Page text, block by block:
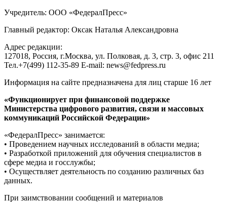
Учредитель: ООО «ФедералПресс»
Главный редактор: Оксак Наталья Александровна
Адрес редакции:
127018, Россия, г.Москва, ул. Полковая, д. 3, стр. 3, офис 211
Тел.+7(499) 112-35-89 E-mail: news@fedpress.ru
Информация на сайте предназначена для лиц старше 16 лет
«Функционирует при финансовой поддержке
Министерства цифрового развития, связи и массовых
коммуникаций Российской Федерации»
«ФедералПресс» занимается:
• Проведением научных исследований в области медиа;
• Разработкой приложений для обучения специалистов в
сфере медиа и госслужбы;
• Осуществляет деятельность по созданию различных баз
данных.
При заимствовании сообщений и материалов